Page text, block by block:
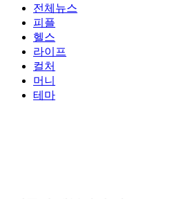
전체뉴스
피플
헬스
라이프
컬처
머니
테마